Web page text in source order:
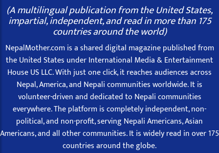
(A multilingual publication from the United States,
impartial, independent, and read in more than 175
countries around the world)
NepalMother.com is a shared digital magazine published from
the United States under International Media & Entertainment
House US LLC. With just one click, it reaches audiences across
Nepal, America, and Nepali communities worldwide. It is
volunteer-driven and dedicated to Nepali communities
everywhere. The platform is completely independent, non-
political, and non-profit, serving Nepali Americans, Asian
Americans, and all other communities. It is widely read in over 175
countries around the globe.